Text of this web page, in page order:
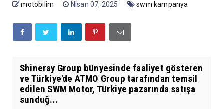
motobilim Nisan 07, 2025 swm kampanya
Shineray Group bünyesinde faaliyet gösteren
ve Türkiye'de ATMO Group tarafından temsil
edilen SWM Motor, Türkiye pazarında satışa
sunduğ...